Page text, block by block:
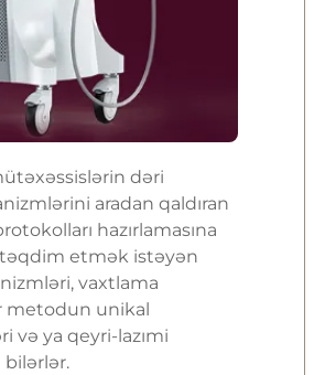
dəri
aradan qaldıran
hazırlamasına
etmək istəyən
vaxtlama
metodun unikal
və ya qeyri-lazımi
bilərlər.